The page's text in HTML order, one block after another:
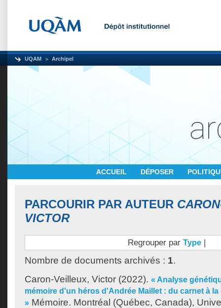
UQAM Archipel
ACCUEIL DÉPOSER
PARCOURIR PAR AUTEUR
VICTOR
Regrouper par Type |
Nombre de documents archivés : 1.
Caron-Veilleux, Victor (2022). « Analyse
mémoire d'un héros d'Andrée Maillet : du carnet à
» Mémoire. Montréal (Québec, Canada),